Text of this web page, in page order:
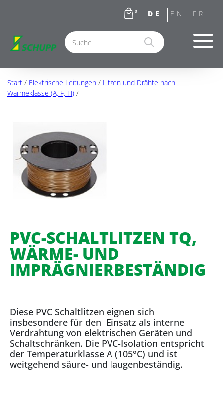
0
Start / Elektrische Leitungen / Litzen und Drähte nach
Wärmeklasse (A, F, H) /
PVC-SCHALTLITZEN TQ,
WÄRME- UND
IMPRÄGNIERBESTÄNDIG
Diese PVC Schaltlitzen eignen sich
insbesondere für den Einsatz als interne
Verdrahtung von elektrischen Geräten und
Schaltschränken. Die PVC-Isolation entspricht
der Temperaturklasse A (105°C) und ist
weitgehend säure- und laugenbeständig.